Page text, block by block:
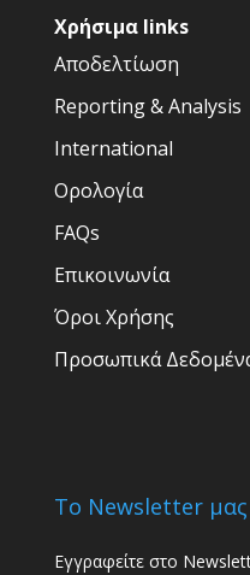
Χρήσιμα links
Αποδελτίωση
Reporting & Analysis
International
Ορολογία
FAQs
Επικοινωνία
Όροι Χρήσης
Προσωπικά
Το Newsletter μας
Εγγραφείτε στο